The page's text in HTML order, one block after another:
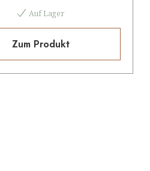
Auf Lager
Zum Produkt